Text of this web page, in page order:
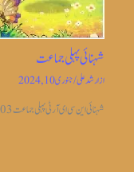
شہنائی پہلی جماعت
ازارشد علی/جنوری 10, 2024
شہنائی این سی ای آر ٹی پہلی جماعت Post Views: 2,303